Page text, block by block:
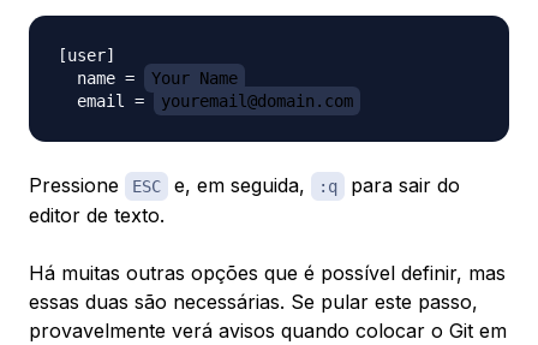
[user]
  name =
Your Name
  email =
youremail@domain.com
Pressione ESC e, em seguida, :q
para sair do
editor de texto.
Há muitas outras opções que é possível definir, mas
essas duas são necessárias. Se pular este passo,
provavelmente verá avisos quando colocar o Git em